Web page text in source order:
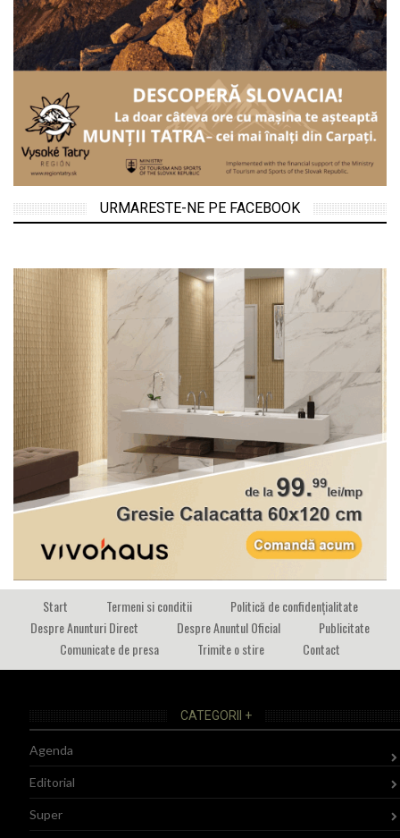
URMARESTE-NE PE FACEBOOK
Start Termeni si conditii
Politică de confidențialitate
Despre Anunturi Direct
Despre Anuntul Oficial
Publicitate
Comunicate de presa
Trimite o stire Contact
CATEGORII +
Agenda
Editorial
Super